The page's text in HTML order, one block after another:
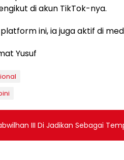
di akun TikTok-nya.
ini, ia juga aktif di
Yusuf
III Di Jadikan Sebagai